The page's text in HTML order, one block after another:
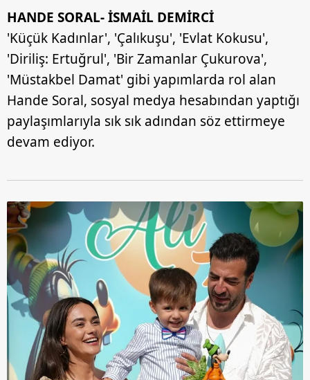
HANDE SORAL- İSMAİL DEMİRCİ
'Küçük Kadınlar', 'Çalıkuşu', 'Evlat Kokusu',
'Diriliş: Ertuğrul', 'Bir Zamanlar Çukurova',
'Müstakbel Damat' gibi yapımlarda rol alan
Hande Soral, sosyal medya hesabından yaptığı
paylaşımlarıyla sık sık adından söz ettirmeye
devam ediyor.